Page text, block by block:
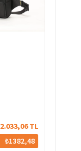
2.033,06 TL
₺1382,48